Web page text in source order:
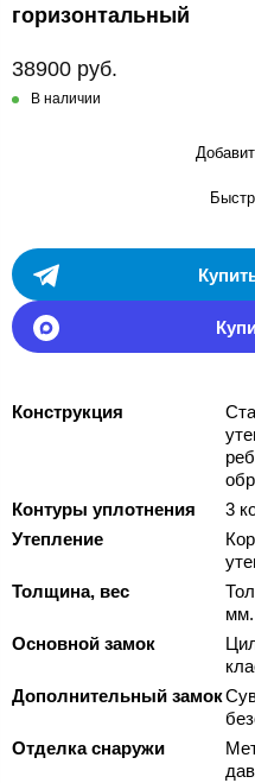
горизонтальный
38900 руб.
В наличии
Конструкция
Контуры уплотнения
3
Утепление
Толщина, вес
мм.
Основной замок
Дополнительный замок
Отделка снаружи